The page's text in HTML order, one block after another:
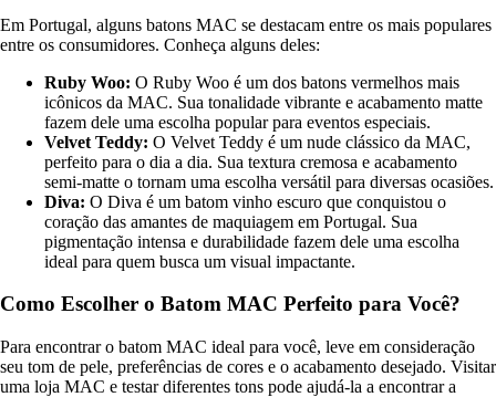
Em Portugal, alguns batons MAC se destacam entre os mais populares
entre os consumidores. Conheça alguns deles:
Ruby Woo: O Ruby Woo é um dos batons vermelhos mais
icônicos da MAC. Sua tonalidade vibrante e acabamento matte
fazem dele uma escolha popular para eventos especiais.
Velvet Teddy: O Velvet Teddy é um nude clássico da MAC,
perfeito para o dia a dia. Sua textura cremosa e acabamento
semi-matte o tornam uma escolha versátil para diversas ocasiões.
Diva: O Diva é um batom vinho escuro que conquistou o
coração das amantes de maquiagem em Portugal. Sua
pigmentação intensa e durabilidade fazem dele uma escolha
ideal para quem busca um visual impactante.
Como Escolher o Batom MAC Perfeito para Você?
Para encontrar o batom MAC ideal para você, leve em consideração
seu tom de pele, preferências de cores e o acabamento desejado. Visitar
uma loja MAC e testar diferentes tons pode ajudá-la a encontrar a